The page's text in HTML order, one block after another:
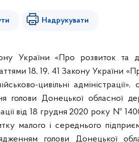
Надрукувати
України «Про розвиток та
18, 19, 41 Закону України
цивільні
голови Донецької обласної
від 18 грудня 2020 року №
малого і середнього
голови Донецької